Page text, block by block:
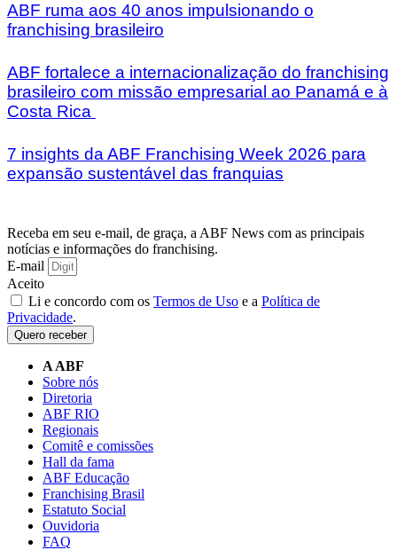
ABF ruma aos 40 anos impulsionando o
franchising brasileiro
ABF fortalece a internacionalização do franchising
brasileiro com missão empresarial ao Panamá e à
Costa Rica
7 insights da ABF Franchising Week 2026 para
expansão sustentável das franquias
Receba em seu e-mail, de graça, a ABF News com as principais
notícias e informações do franchising.
E-mail
Aceito
Li e concordo com os Termos de Uso e a Política de
Privacidade.
Quero receber
A ABF
Sobre nós
Diretoria
ABF RIO
Regionais
Comitê e comissões
Hall da fama
ABF Educação
Franchising Brasil
Estatuto Social
Ouvidoria
FAQ